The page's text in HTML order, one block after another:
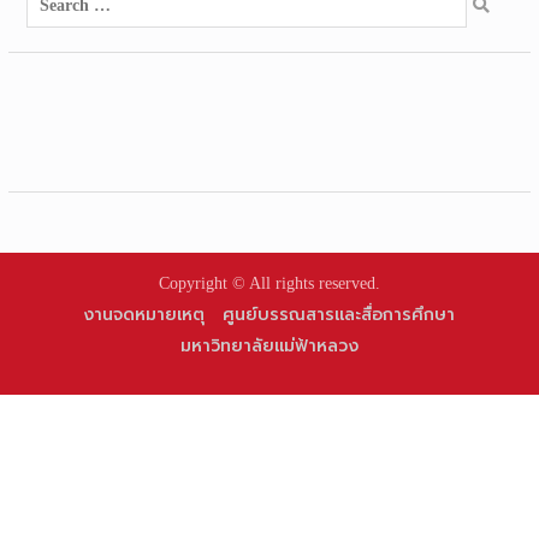
for:
Copyright © All rights reserved.
งานจดหมายเหตุ
ศูนย์บรรณสารและสื่อการศึกษา
มหาวิทยาลัยแม่ฟ้าหลวง